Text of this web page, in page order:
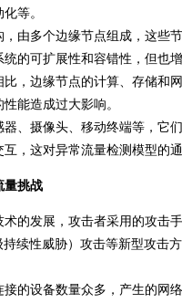
等。
，由多个边缘节点组成，这
的可扩展性和容错性，但也
比，边缘节点的计算、存储
能造成过大影响。
器、摄像头、移动终端等，
，这对异常流量检测模型的
量挑战
的发展，攻击者采用的攻击
续性威胁）攻击等新型攻击
接的设备数量众多，产生的网